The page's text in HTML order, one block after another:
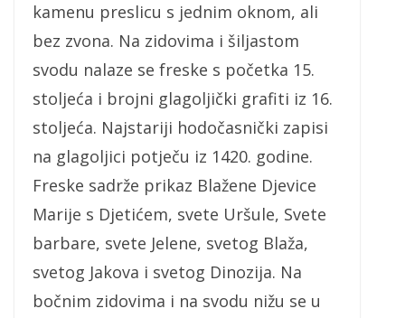
kamenu preslicu s jednim oknom, ali
bez zvona. Na zidovima i šiljastom
svodu nalaze se freske s početka 15.
stoljeća i brojni glagoljički grafiti iz 16.
stoljeća. Najstariji hodočasnički zapisi
na glagoljici potječu iz 1420. godine.
Freske sadrže prikaz Blažene Djevice
Marije s Djetićem, svete Uršule, Svete
barbare, svete Jelene, svetog Blaža,
svetog Jakova i svetog Dinozija. Na
bočnim zidovima i na svodu nižu se u